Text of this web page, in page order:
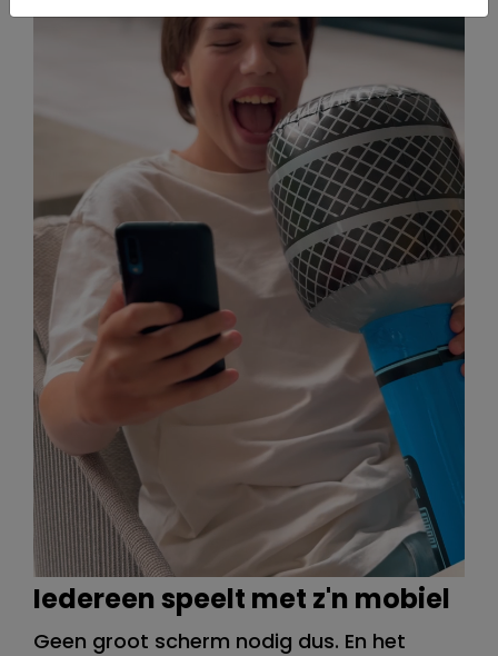
Iedereen speelt met z'n mobiel
Geen groot scherm nodig dus. En het